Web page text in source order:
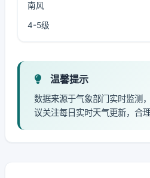
南风
4-5级
温馨提示
数据来源于气象部门实时监测
议关注每日实时天气更新，合